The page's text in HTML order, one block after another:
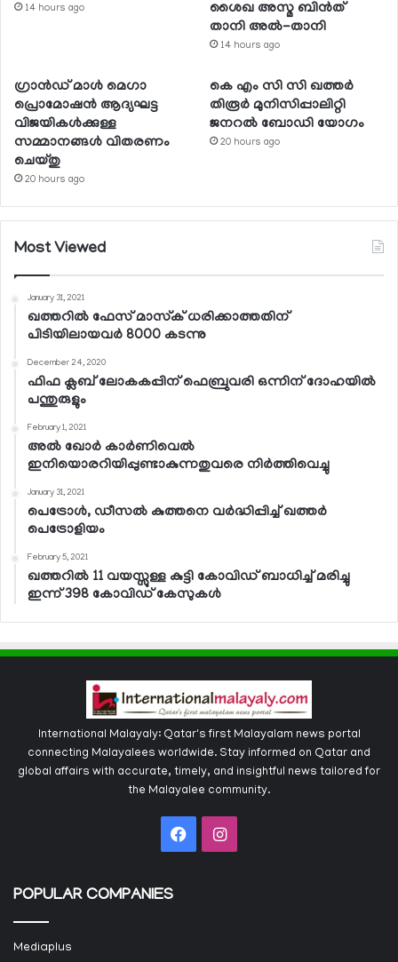
14 hours ago
ശൈഖ അസ്മ ബിന്‍ത്
താനി അല്‍-താനി
14 hours ago
ഗ്രാന്‍ഡ് മാള്‍ മെഗാ
പ്രൊമോഷന്‍ ആദ്യഘട്ട
വിജയികള്‍ക്കുള്ള
സമ്മാനങ്ങള്‍ വിതരണം
ചെയ്തു
20 hours ago
കെ എം സി സി ഖത്തര്‍
തിരൂര്‍ മുനിസിപ്പാലിറ്റി
ജനറല്‍ ബോഡി യോഗം
20 hours ago
Most Viewed
January 31, 2021
ഖത്തറില്‍ ഫേസ് മാസ്‌ക് ധരിക്കാത്തതിന്
പിടിയിലായവര്‍ 8000 കടന്നു
December 24, 2020
ഫിഫ ക്ലബ് ലോകകപ്പിന് ഫെബ്രുവരി ഒന്നിന് ദോഹയില്‍
പന്തുരുളും
February 1, 2021
അല്‍ ഖോര്‍ കാര്‍ണിവെല്‍
ഇനിയൊരറിയിപ്പുണ്ടാകുന്നതുവരെ നിര്‍ത്തിവെച്ചു
January 31, 2021
പെട്രോള്‍, ഡീസല്‍ കുത്തനെ വര്‍ദ്ധിപ്പിച്ച് ഖത്തര്‍
പെട്രോളിയം
February 5, 2021
ഖത്തറില്‍ 11 വയസ്സുള്ള കുട്ടി കോവിഡ് ബാധിച്ച് മരിച്ചു
ഇന്ന് 398 കോവിഡ് കേസുകള്‍
International Malayaly: Qatar's first Malayalam news portal
connecting Malayalees worldwide. Stay informed on Qatar and
global affairs with accurate, timely, and insightful news tailored for
the Malayalee community.
FacebookInstagram
POPULAR COMPANIES
Mediaplus